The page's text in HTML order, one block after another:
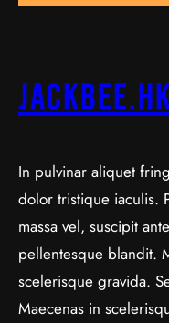
In pulvinar aliquet
dolor tristique iaculis.
massa vel, suscipit
pellentesque blandit.
scelerisque gravida.
Maecenas in